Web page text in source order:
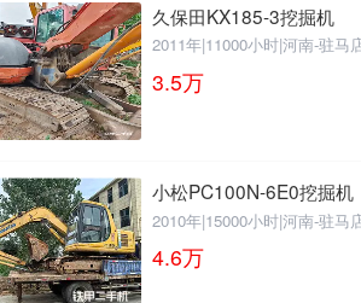
久保田KX185-3挖掘机
2011年|11000小时|河南-驻马
3.5万
小松PC100N-6E0挖掘机
2010年|15000小时|河南-驻马
4.6万